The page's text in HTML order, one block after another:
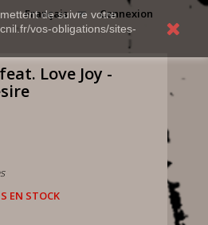
de suivre votre
vos-obligations/sites-
Connexion
Français
Love Joy -
EN STOCK